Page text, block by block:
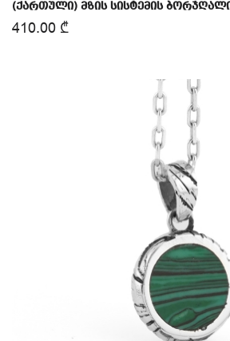
(ქართული) მზის სისტემის
410.00 ₾